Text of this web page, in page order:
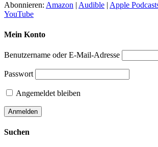
Abonnieren: Amazon | Audible | Apple
YouTube
Mein Konto
Benutzername oder E-Mail-Adresse
Passwort
Angemeldet bleiben
Suchen